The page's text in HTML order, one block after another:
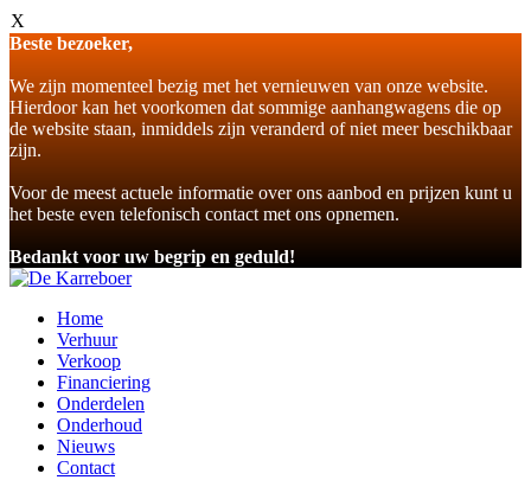
X
Beste bezoeker,
We zijn momenteel bezig met het vernieuwen van onze website.
Hierdoor kan het voorkomen dat sommige aanhangwagens die op
de website staan, inmiddels zijn veranderd of niet meer beschikbaar
zijn.
Voor de meest actuele informatie over ons aanbod en prijzen kunt u
het beste even telefonisch contact met ons opnemen.
Bedankt voor uw begrip en geduld!
Home
Verhuur
Verkoop
Financiering
Onderdelen
Onderhoud
Nieuws
Contact